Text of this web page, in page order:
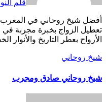
قلم
تعطيل الزواج بخبرة مجربة
الأرواح بعطر التاريخ
شيخ روحاني
شيخ روحاني صادق ومجرب